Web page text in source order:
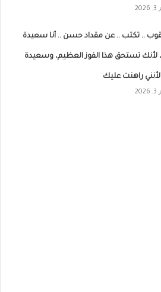
.. تكتب .. عن مقداد حسن .. أنا سعيدة
لأنك تستحق هذا الفوز العظيم، وسعيدة
لأنني راهنت عليك